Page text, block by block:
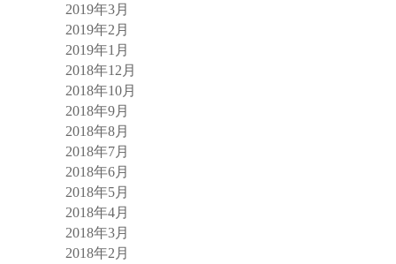
2019年3月
2019年2月
2019年1月
2018年12月
2018年10月
2018年9月
2018年8月
2018年7月
2018年6月
2018年5月
2018年4月
2018年3月
2018年2月